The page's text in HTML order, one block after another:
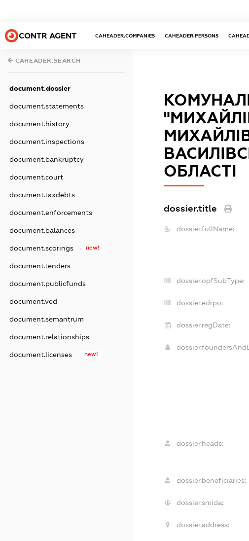
CONTR AGENT CAHEADER.COMPANIES CAHEADER.PERSONS
CAHEADER.SEARCH
document.dossier
document.statements
document.history
document.inspections
document.bankruptcy
document.court
document.taxdebts
document.enforcements
document.balances
document.scorings new!
document.tenders
document.publicfunds
document.ved
document.semantrum
document.relationships
document.licenses new!
ОБЛАСТІ
dossier.title
dossier.fullName:
dossier.opfSubType:
dossier.edrpo:
dossier.regDate:
dossier.heads:
dossier.beneficiaries:
dossier.smida:
dossier.address: